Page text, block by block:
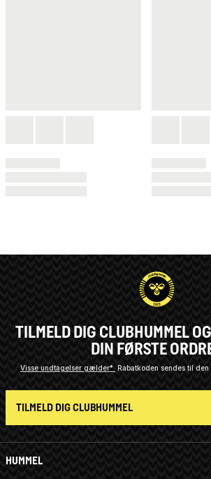
HUMMEL
TILMELD DIG CLUBHUMMEL
DIN FØRSTE
Visse undtagelser gælder* Rabatkoden sendes til
TILMELD DIG CLUBHUMMEL